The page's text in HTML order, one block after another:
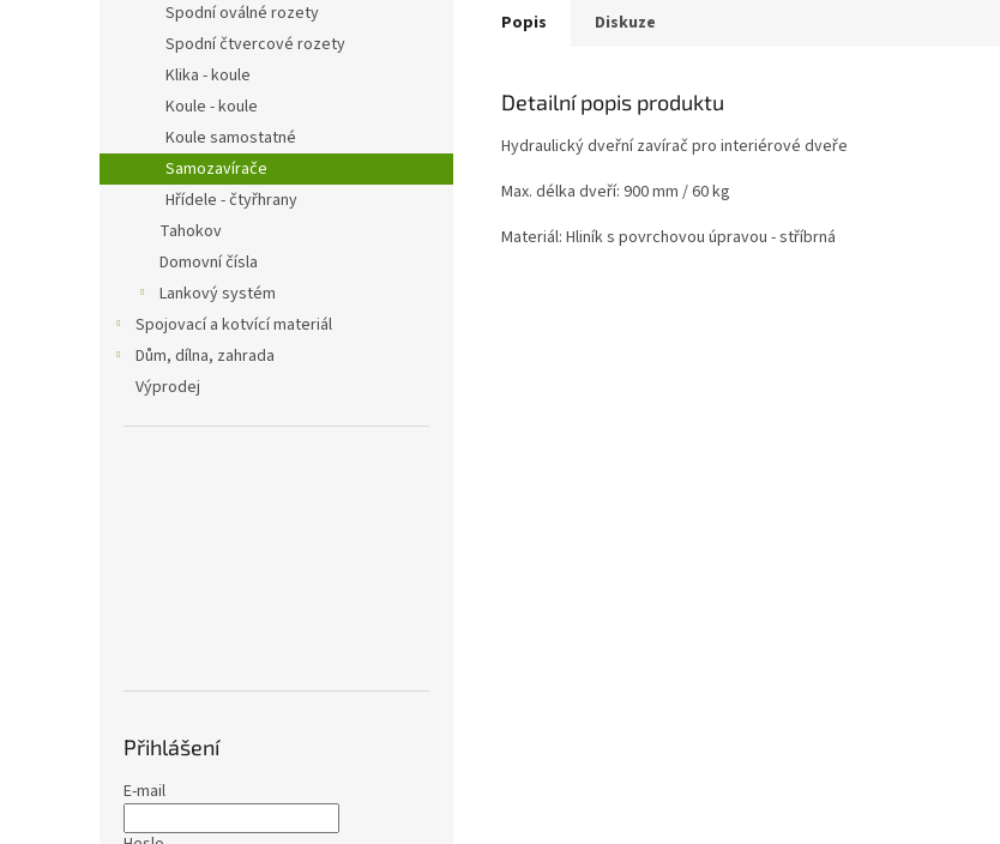
Spodní oválné rozety
Spodní čtvercové rozety
Klika - koule
Koule - koule
Koule samostatné
Samozavírače
Hřídele - čtyřhrany
Tahokov
Domovní čísla
Lankový systém
Spojovací a kotvící materiál
Dům, dílna, zahrada
Výprodej
Přihlášení
E-mail
Popis Diskuze
Detailní popis produktu
Hydraulický dveřní zavírač pro interiérové dveře
Max. délka dveří: 900 mm / 60 kg
Materiál: Hliník s povrchovou úpravou - stříbrná